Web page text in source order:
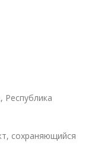
Республика
сохраняющийся